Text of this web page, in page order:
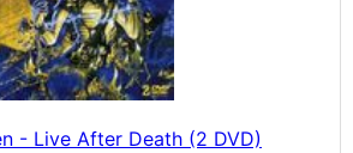
- Live After Death (2 DVD)